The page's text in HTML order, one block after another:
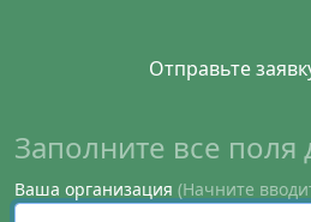
Отправьте
Заполните все поля
Ваша организация (Начните